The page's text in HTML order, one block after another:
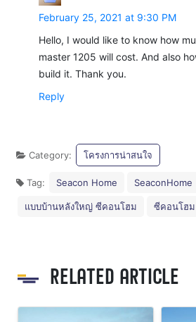
February 25, 2021 at 9:30 PM
Hello, I would like to know how
master 1205 will cost. And also
build it. Thank you.
Reply
Category: โครงการน่าสนใจ
Tag: Seacon Home SeaconHome
แบบบ้านหลังใหญ่ ซีคอนโฮม ซีคอนโฮม
RELATED ARTICLE